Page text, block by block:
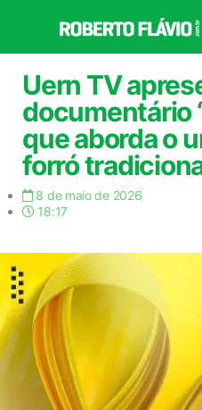
o
conteúdo
Uern TV
documentário
que aborda o
forró
8 de maio de 2026
18:17